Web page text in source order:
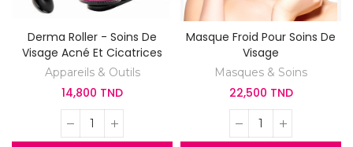
Derma Roller - Soins De
Visage Acné Et Cicatrices
Appareils & Outils
14,800 TND
Masque Froid Pour Soins De
Visage
Masques & Soins
22,500 TND